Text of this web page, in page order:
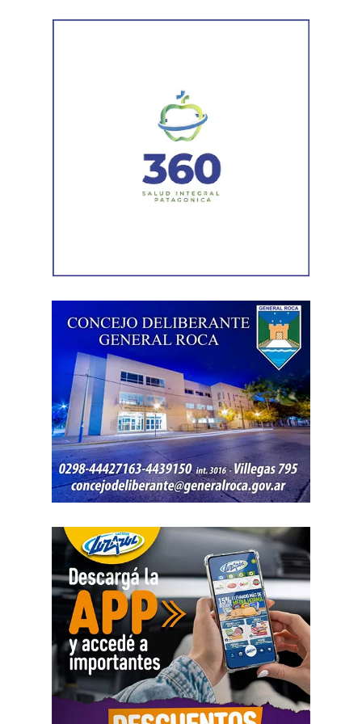
habilitación comercial vigente para un establecimiento
La Agencia de Recaudación y Control Aduanero sumó
más piezas. Según la sentencia,
el progenitor aparecía
registrado como socio, gerente o administrador en
distintas firmas. A esa información se agregó un
ni qué parte correspondía al progenitor.
La jueza también examinó una certificación contable que
él mismo presentó. Ese documento informó un promedio
de ingresos durante un período determinado y consignó
una relación laboral con una de las empresas. El fallo
aclaró que esos datos no reflejaban necesariamente la
totalidad de los recursos, ya que existían otras
participaciones comerciales acreditadas en la causa.
El informe bancario añadió otro elemento. La cuenta
saldos durante varios meses. La sentencia tomó esos
movimientos como parte del análisis patrimonial, aunque
no los consideró suficientes para establecer por sí solos
una cifra definitiva.
Las declaraciones testimoniales completaron el cuadro.
Varias personas hablaron sobre locales gastronómicos,
viajes al exterior, vehículos y nivel de vida. Otro
testimonio mencionó la relación del progenitor con una
empresa que ocupaba un inmueble comercial.